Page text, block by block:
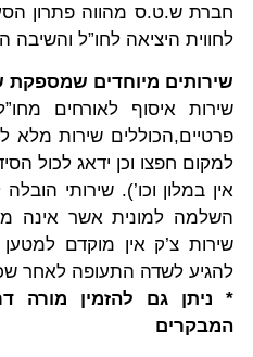
חברת ש.ט.ס מהווה פתרון
לחווית היציאה לחו”ל והשיבה
שירותים מיוחדים
שירות איסוף לאורחים
פרטיים,הכוללים שירות מלא
למקום חפצו וכן ידאג לכול
אין במלון וכו’). שירותי
השלמה למונית אשר אינה
שירות צ’ק אין מוקדם
להגיע לשדה התעופה לאחר
* ניתן גם להזמין מורה
המבקרים